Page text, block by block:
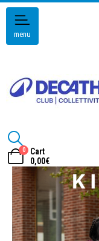
menu
0
Cart
0,00€